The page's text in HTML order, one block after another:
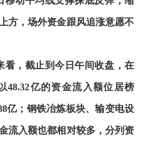
方，场外资金跟风追涨意愿不
看，截止到今日午间收盘，在
48.32亿的资金流入额位居榜
亿；钢铁冶炼板块、输变电设
流入额也都相对较多，分列资